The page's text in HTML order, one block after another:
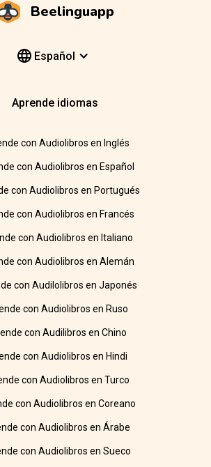
Beelinguapp
Español
Aprende idiomas
con Audiolibros en Inglés
con Audiolibros en Español
con Audiolibros en Portugués
con Audiolibros en Francés
con Audiolibros en Italiano
con Audiolibros en Alemán
con Audilolibros en Japonés
con Audiolibros en Ruso
con Audilibros en Chino
con Audiolibros en Hindi
con Audiolibros en Turco
con Audiolibros en Coreano
con Audiolibros en Árabe
con Audiolibros en Sueco